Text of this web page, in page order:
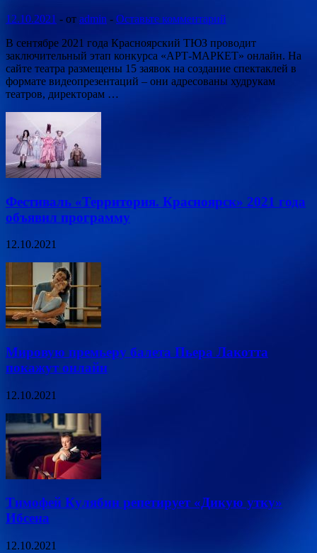
12.10.2021 - от admin - Оставьте комментарий
В сентябре 2021 года Красноярский ТЮЗ проводит
заключительный этап конкурса «АРТ-МАРКЕТ» онлайн. На
сайте театра размещены 15 заявок на создание спектаклей в
формате видеопрезентаций – они адресованы худрукам
театров, директорам …
Фестиваль «Территория. Красноярск» 2021 года
объявил программу
12.10.2021
Мировую премьеру балета Пьера Лакотта
покажут онлайн
12.10.2021
Тимофей Кулябин репетирует «Дикую утку»
Ибсена
12.10.2021